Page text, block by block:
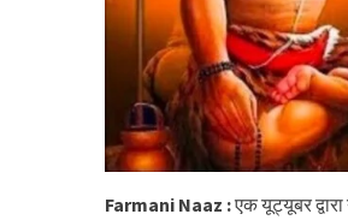
Farmani Naaz :एक यूट्यूबर